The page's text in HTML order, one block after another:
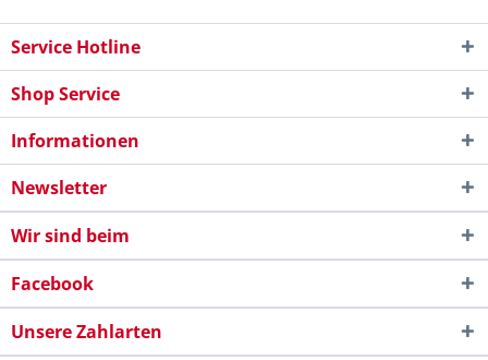
Service Hotline
Shop Service
Informationen
Newsletter
Wir sind beim
Facebook
Unsere Zahlarten